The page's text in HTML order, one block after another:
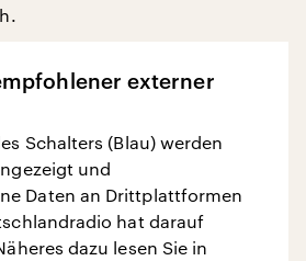
externer
Schalters (Blau) werden
und
Daten an Drittplattformen
hat darauf
dazu lesen Sie in